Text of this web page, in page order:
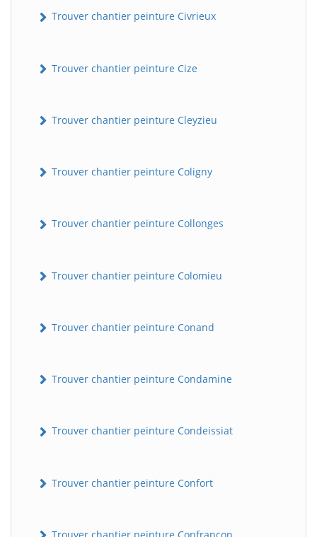
Trouver chantier peinture Civrieux
Trouver chantier peinture Cize
Trouver chantier peinture Cleyzieu
Trouver chantier peinture Coligny
Trouver chantier peinture Collonges
Trouver chantier peinture Colomieu
Trouver chantier peinture Conand
Trouver chantier peinture Condamine
Trouver chantier peinture Condeissiat
Trouver chantier peinture Confort
BatiWebPro